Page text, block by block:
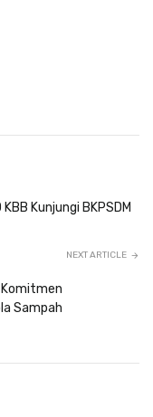
Kunjungi BKPSDM
NEXT ARTICLE
Komitmen
Sampah